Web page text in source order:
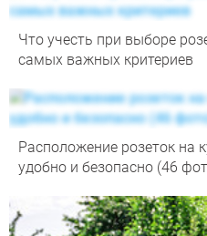
Что учесть при выборе
самых важных критериев
Расположение розеток на
удобно и безопасно (46